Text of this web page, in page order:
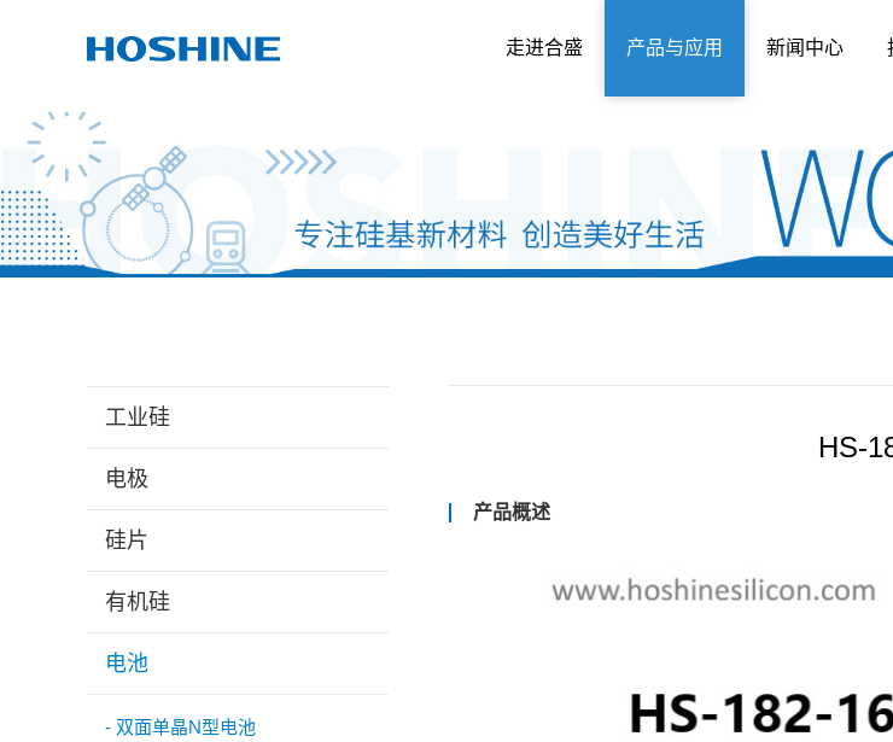
走进合盛 产品与应用 新闻中心
工业硅
电极
硅片
有机硅
电池
- 双面单晶N型电池
HS-
产品概述